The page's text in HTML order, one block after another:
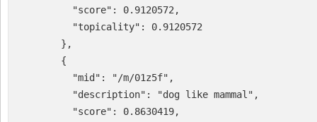
          "score": 0.9120572,
          "topicality": 0.9120572
        },
        {
          "mid": "/m/01z5f",
          "description": "dog like mammal",
          "score": 0.8630419,